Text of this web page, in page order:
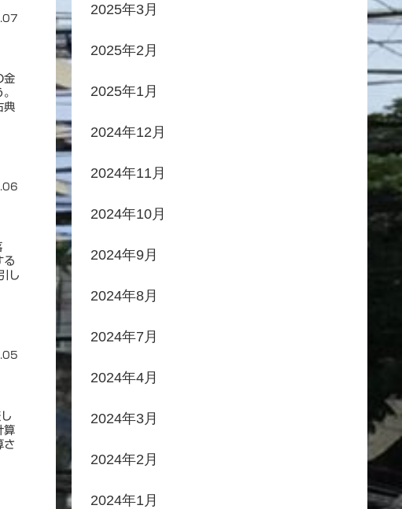
金
典
る
し
算
さ
2025年3月
2025年2月
2025年1月
2024年12月
2024年11月
2024年10月
2024年9月
2024年8月
2024年7月
2024年4月
2024年3月
2024年2月
2024年1月